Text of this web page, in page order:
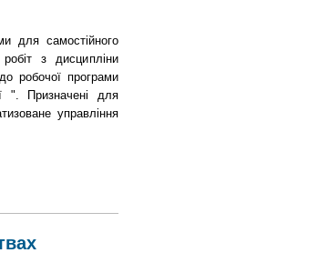
для самостійного
з дисципліни
робочої програми
". Призначені для
управління